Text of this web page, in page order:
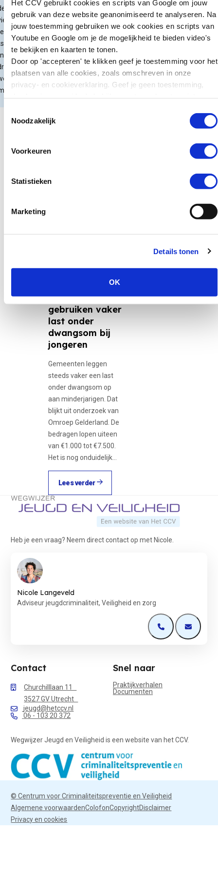
Het CCV gebruikt cookies en scripts van Google om jouw
gebruik van deze website geanonimiseerd te analyseren. Na
jouw toestemming gebruiken we ook cookies en scripts van
Youtube en Google om je de mogelijkheid te bieden video's
te bekijken en kaarten te tonen.
Door op 'accepteren' te klikken geef je toestemming voor het
plaatsen van alle cookies, zoals omschreven in onze
privacy- en cookieverklaring. Geef je geen toestemming,
Noodzakelijk
Voorkeuren
Statistieken
Marketing
Details tonen
OK
Dat is het
van de
en seksueel
Mariëtte
Bron:Nederlands Jeugdinstituut
kunnen we leren
voor preventie?
Zweden wil jonge
tieners die ernstige
misdrijven plegen
zwaarder kunnen
straffen. Jongeren van
15 tot en met 17 jaar
in de gevangenis
Gemeenten
gebruiken vaker
last onder
dwangsom bij
jongeren
Gemeenten leggen
steeds vaker een last
onder dwangsom op
aan minderjarigen. Dat
blijkt uit onderzoek van
Omroep Gelderland. De
bedragen lopen uiteen
van €1.000 tot €7.500.
Het is nog onduidelijk…
12-minners,
Lees verder
Terug naar de startpagina
Heb je een vraag? Neem direct contact op met Nicole.
Nicole Langeveld
Adviseur jeugdcriminaliteit, Veiligheid en zorg
Open deOpen de
Contact
Churchilllaan 11
3527 GV Utrecht
jeugd@hetccv.nl
06 - 103 20 372
Snel naar
Praktijkverhalen
Documenten
Wegwijzer Jeugd en Veiligheid is een website van het CCV.
© Centrum voor Criminaliteitspreventie en Veiligheid
Algemene voorwaardenColofonCopyrightDisclaimer
Privacy en cookies